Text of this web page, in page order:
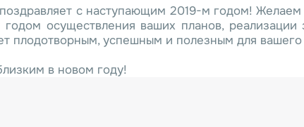
с наступающим 2019-м годом!
осуществления ваших планов,
плодотворным, успешным и полезным для вашего
в новом году!